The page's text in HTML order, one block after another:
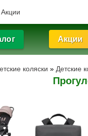
Акции
Акции
коляски » Детские